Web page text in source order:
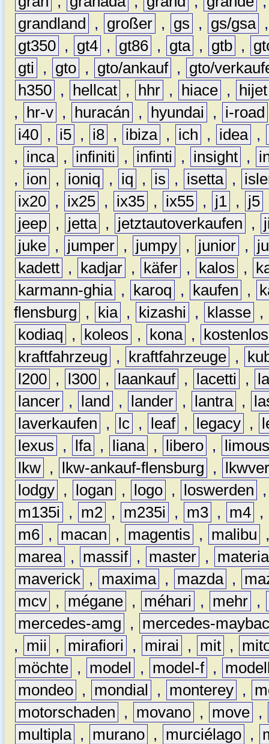
grandland
, großer , gs , gs/gsa
gt350 , gt4 , gt86 , gta , gtb ,
gti
, gto , gto/ankauf ,
gto/
h350 , hellcat , hhr , hiace ,
hijet
,
hr-v , huracán , hyundai ,
i-road
i40 , i5 , i8 , ibiza , ich , idea ,
,
inca , infiniti , infinti , insight ,
,
ion , ioniq , iq , is , isetta ,
ix20 , ix25 , ix35 , ix55 , j1 , j5
jeep , jetta , jetztautoverkaufen ,
juke , jumper , jumpy , junior ,
kadett , kadjar , käfer , kalos ,
karmann-ghia , karoq , kaufen ,
flensburg
, kia , kizashi , klasse ,
kodiaq
, koleos , kona ,
kostenlos
kraftfahrzeug
, kraftfahrzeuge ,
l200 , l300 , laankauf , lacetti ,
lancer , land , lander , lantra ,
laverkaufen
, lc , leaf , legacy ,
lexus
, lfa , liana , libero ,
lkw , lkw-ankauf-flensburg ,
lodgy , logan , logo , loswerden
m135i
, m2 , m235i , m3 , m4 ,
m6 , macan , magentis , malibu
marea , massif , master ,
materia
maverick , maxima , mazda ,
mcv , mégane , méhari , mehr ,
mercedes-amg
,
mercedes-
,
mii , mirafiori , mirai , mit ,
möchte , model , model-f ,
mondeo , mondial , monterey ,
motorschaden
, movano , move ,
multipla , murano , murciélago ,